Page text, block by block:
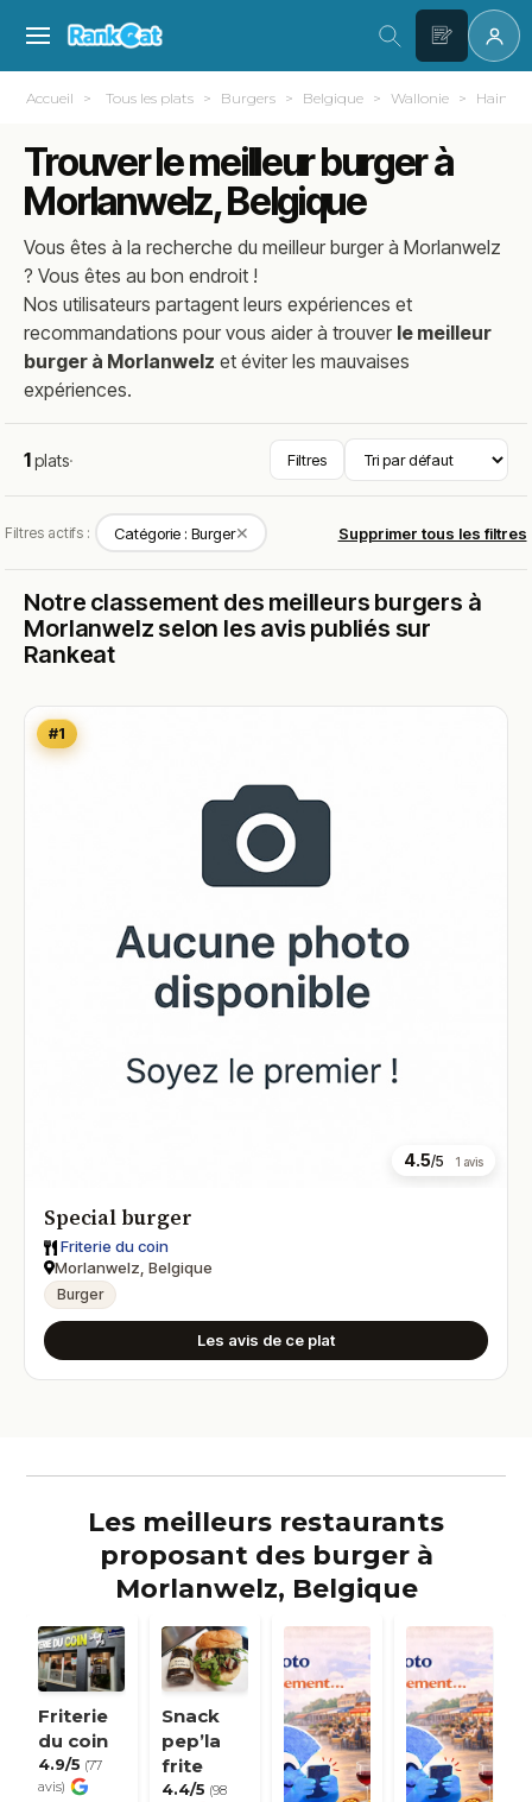
Accueil Tous les plats Burgers Belgique Wallonie Hainaut
Trouver le meilleur burger à
Morlanwelz, Belgique
Vous êtes à la recherche du meilleurburger àMorlanwelz
? Vous êtes au bon endroit !
Nos utilisateurs partagent leurs expériences et
recommandations pour vous aider à trouver le meilleur
burger à Morlanwelz et éviter les mauvaises
expériences.
1plats· Filtres
Filtres actifs : Catégorie : Burger✕ Supprimer tous les filtres
Notre classement des meilleurs burgers à
Morlanwelz selon les avis publiés sur
Rankeat
#1
4.5/5 1 avis
Special burger
Friterie du coin
Morlanwelz, Belgique
Burger
Les avis de ce plat
Les meilleurs restaurants
proposant des burger à
Morlanwelz, Belgique
Friterie
du coin
4.9/5 (77
avis)
Snack
pep’la
frite
4.4/5 (98